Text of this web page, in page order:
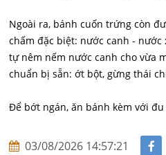
Ngoài ra, bánh cuốn trứng còn
chấm đặc biệt: nước canh -
tự nêm nếm nước canh cho vừa
chuẩn bị sẵn: ớt bột, gừng thái
Để bớt ngán, ăn bánh kèm với
03/08/2026 14:57:21